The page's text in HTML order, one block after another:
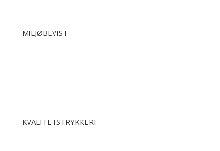
MILJØBEVIST
KVALITETSTRYKKERI